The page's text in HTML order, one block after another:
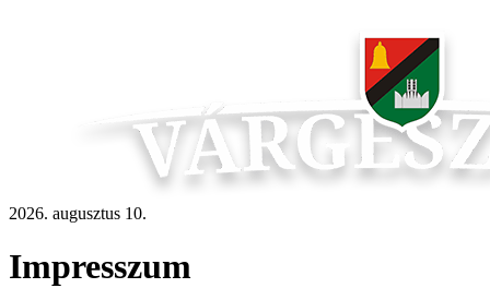
2026. augusztus 10.
Impresszum